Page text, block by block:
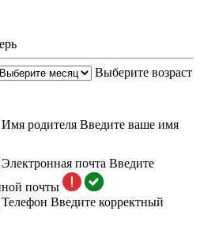
Выберите возраст
Имя родителя Введите ваше имя
Электронная почта Введите
почты
Телефон Введите корректный